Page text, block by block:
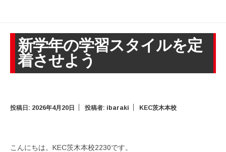
新学年の学習スタイルを定
着させよう
投稿日: 2026年4月20日 投稿者: ibaraki KEC茨木本校
こんにちは。KEC茨木本校2230です。